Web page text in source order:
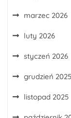
marzec 2026
luty 2026
styczeń 2026
grudzień 2025
listopad 2025